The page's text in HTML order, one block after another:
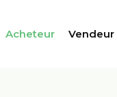
Acheteur Vendeur